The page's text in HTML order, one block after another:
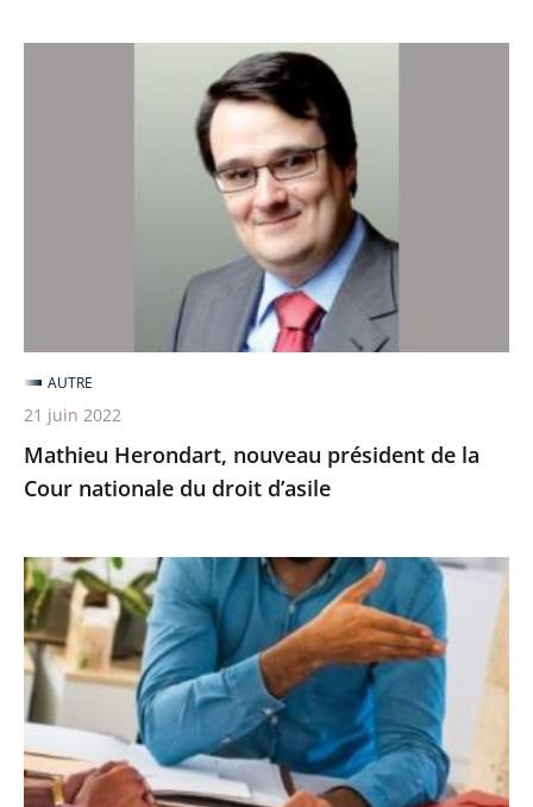
droit
d’asile
Mathieu Herondart, nouveau président de la
Cour nationale du droit d’asile
AUTRE
21 juin 2022
Retour
sur
5
années
de
médiation
administrative